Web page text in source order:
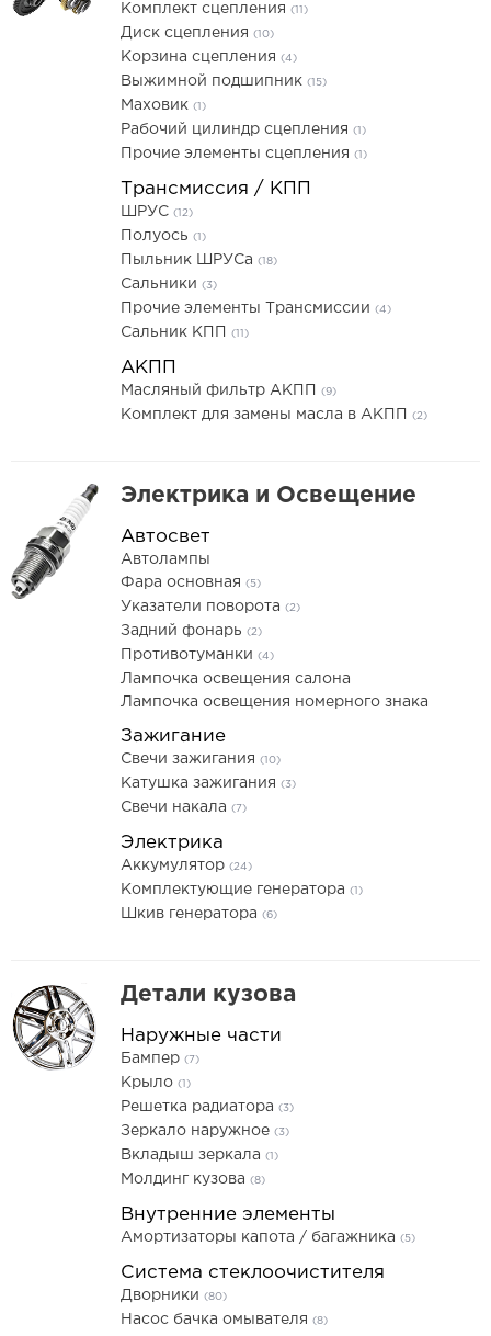
Комплект сцепления (11)
Диск сцепления (10)
Корзина сцепления (4)
Выжимной подшипник (15)
Маховик (1)
Рабочий цилиндр сцепления (1)
Прочие элементы сцепления (1)
Трансмиссия / КПП
ШРУС (12)
Полуось (1)
Пыльник ШРУСа (18)
Сальники (3)
Прочие элементы Трансмиссии (4)
Сальник КПП (11)
АКПП
Масляный фильтр АКПП (9)
Комплект для замены масла в АКПП (2)
Электрика и Освещение
Автосвет
Автолампы
Фара основная (5)
Указатели поворота (2)
Задний фонарь (2)
Противотуманки (4)
Лампочка освещения салона
Лампочка освещения номерного знака
Зажигание
Свечи зажигания (10)
Катушка зажигания (3)
Свечи накала (7)
Электрика
Аккумулятор (24)
Комплектующие генератора (1)
Шкив генератора (6)
Детали кузова
Наружные части
Бампер (7)
Крыло (1)
Решетка радиатора (3)
Зеркало наружное (3)
Вкладыш зеркала (1)
Молдинг кузова (8)
Внутренние элементы
Амортизаторы капота / багажника (5)
Система стеклоочистителя
Дворники (80)
Насос бачка омывателя (8)